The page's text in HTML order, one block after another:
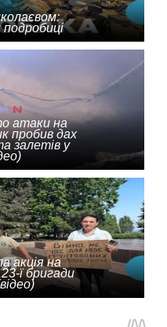
подробиці
атаки на
пробив дах
залетів у
акція на
ї бригади